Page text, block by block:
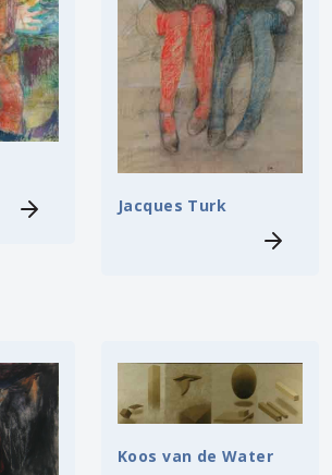
Jacques Turk
Koos van de Water